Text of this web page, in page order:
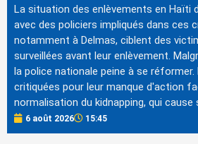
La situation des enlèvements en Haïti
avec des policiers impliqués dans ces
notamment à Delmas, ciblent des
surveillées avant leur enlèvement.
la police nationale peine à se
critiquées pour leur manque d'action
normalisation du kidnapping, qui
6 août 2026 15:45